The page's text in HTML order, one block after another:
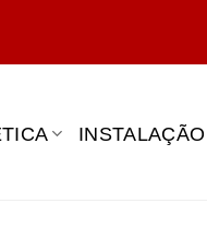
INSTALAÇÃO